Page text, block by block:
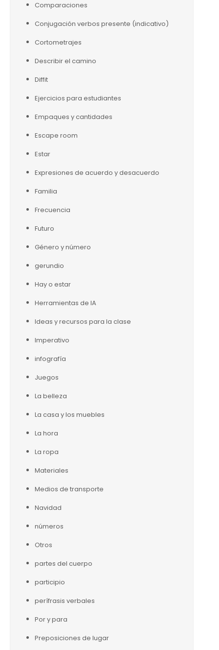
Comparaciones
Conjugación verbos presente (indicativo)
Cortometrajes
Describir el camino
Diffit
Ejercicios para estudiantes
Empaques y cantidades
Escape room
Estar
Expresiones de acuerdo y desacuerdo
Familia
Frecuencia
Futuro
Género y número
gerundio
Hay o estar
Herramientas de IA
Ideas y recursos para la clase
Imperativo
infografía
Juegos
La belleza
La casa y los muebles
La hora
La ropa
Materiales
Medios de transporte
Navidad
números
Otros
partes del cuerpo
participio
perífrasis verbales
Por y para
Preposiciones de lugar